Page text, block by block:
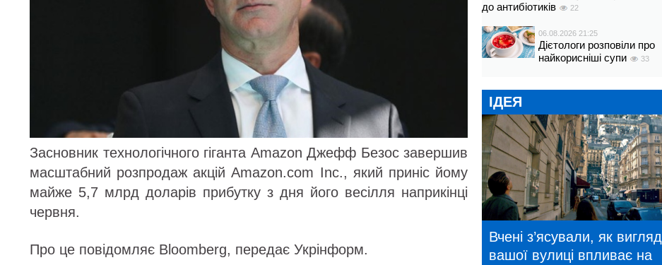
Засновник технологічного гіганта Amazon Джефф Безос завершив
масштабний розпродаж акцій Amazon.com Inc., який приніс йому
майже 5,7 млрд доларів прибутку з дня його весілля наприкінці
червня.
Про це повідомляє Bloomberg, передає Укрінформ.
до антибіотиків
22
06.08.2026 21:25
Дієтологи розповіли про
найкорисніші супи
33
ІДЕЯ
Вчені з’ясували, як вигляд
вашої вулиці впливає на